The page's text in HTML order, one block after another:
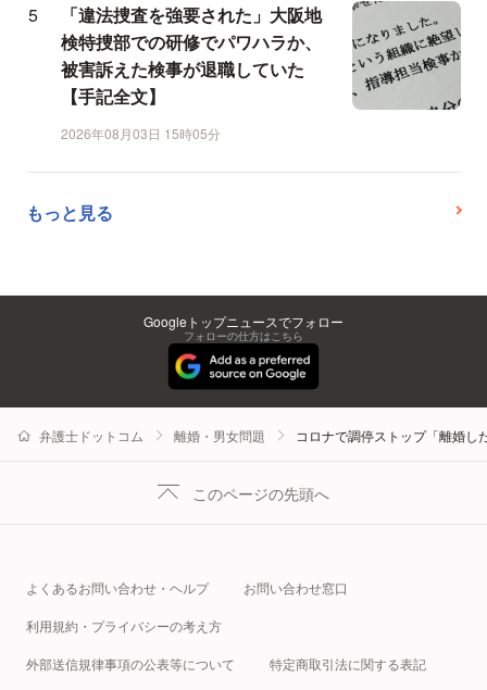
「違法捜査を強要された」大阪地
検特捜部での研修でパワハラか、
被害訴えた検事が退職していた
【手記全文】
2026年08月03日 15時05分
もっと見る
Googleトップニュースでフォロー
フォローの仕方はこちら
弁護士ドットコム 離婚・男女問題 コロナで調停ストップ「離婚
このページの先頭へ
よくあるお問い合わせ・ヘルプ お問い合わせ窓口
利用規約・プライバシーの考え方
外部送信規律事項の公表等について 特定商取引法に関する表記